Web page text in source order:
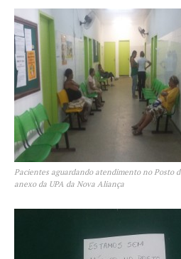
Pacientes aguardando atendimento no Posto
anexo da UPA da Nova Aliança